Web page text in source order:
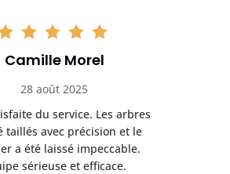
Camille Morel
28 août 2025
du service. Les arbres
taillés avec précision et le
a été laissé impeccable.
sérieuse et efficace.